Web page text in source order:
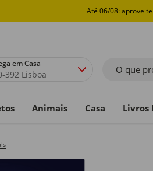
Até 06/08: aproveite
em Casa
392 Lisboa O que
Animais Casa Livros